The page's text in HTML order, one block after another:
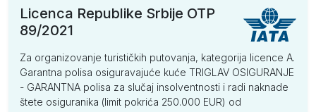
Licenca Republike Srbije OTP
89/2021
Za organizovanje turističkih putovanja, kategorija licence A.
Garantna polisa osiguravajuće kuće TRIGLAV OSIGURANJE
- GARANTNA polisa za slučaj insolventnosti i radi naknade
štete osiguranika (limit pokrića 250.000 EUR) od